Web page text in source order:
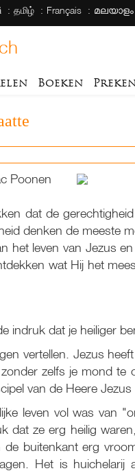
தமிழ் Français മലയാളം
Boeken
Poonen
dat de
denken de meeste
het leven van Jezus
wat Hij het
indruk dat je heiliger
vertellen. Jezus
zelfs je mond
van de Heere Jezus
leven vol was van
dat ze erg heilig
buitenkant erg
Het is